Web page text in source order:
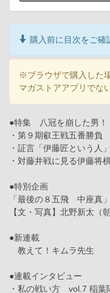
購入前に目次をご確
※ブラウザで購入した
マガストアアプリでな
●特集 八冠を崩した男
・第９期叡王戦五番勝負
・証言「伊藤匠という人」
・対藤井戦に見る伊藤将
●特別企画
「最後の８五飛 中座真」
【文・写真】北野新太（
●新連載
教えて！キムラ先生
●連載インタビュー
・私の戦い方 vol.7 稲葉